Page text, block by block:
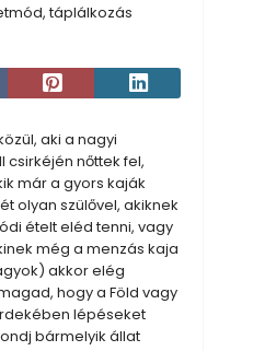
táplálkozás
aki a nagyi
csirkéjén nőttek fel,
már a gyors kaják
olyan szülővel, akiknek
ételt eléd tenni, vagy
még a menzás kaja
akkor elég
hogy a Föld vagy
lépéseket
bármelyik állat